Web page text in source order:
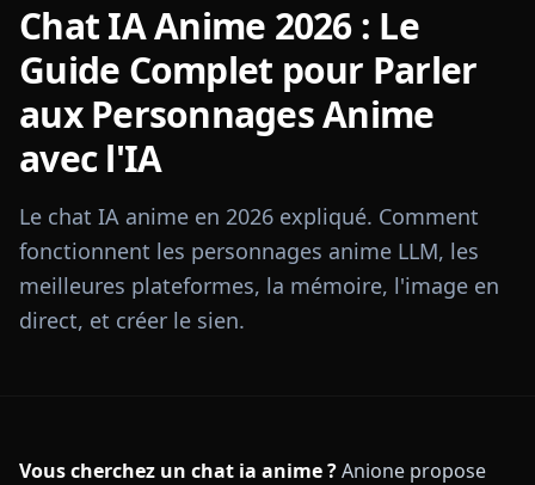
Chat IA Anime 2026 : Le
Guide Complet pour Parler
aux Personnages Anime
avec l'IA
Le chat IA anime en 2026 expliqué. Comment
fonctionnent les personnages anime LLM, les
meilleures plateformes, la mémoire, l'image en
direct, et créer le sien.
Vous cherchez un chat ia anime ?Anione propose